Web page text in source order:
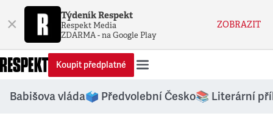
× Týdeník Respekt
Respekt Media
ZDARMA - na Google Play
ZOBRAZIT
Koupit předplatné
Babišova vláda🗳️ Předvolební Česko📚 Literární